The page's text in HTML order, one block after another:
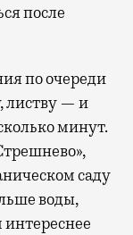
после
по очереди
листву — и
минут.
саду
воды,
интереснее